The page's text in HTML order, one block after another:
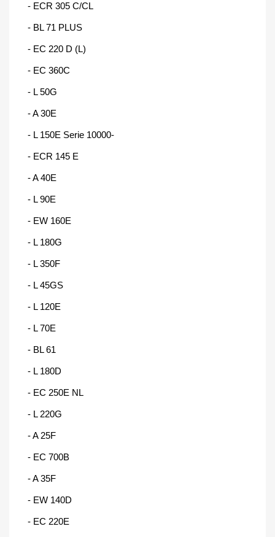
- ECR 305 C/CL
- BL 71 PLUS
- EC 220 D (L)
- EC 360C
- L 50G
- A 30E
- L 150E Serie 10000-
- ECR 145 E
- A 40E
- L 90E
- EW 160E
- L 180G
- L 350F
- L 45GS
- L 120E
- L 70E
- BL 61
- L 180D
- EC 250E NL
- L 220G
- A 25F
- EC 700B
- A 35F
- EW 140D
- EC 220E